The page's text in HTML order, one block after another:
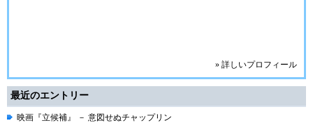
» 詳しいプロフィール
最近のエントリー
映画『立候補』 － 意図せぬチャップリン